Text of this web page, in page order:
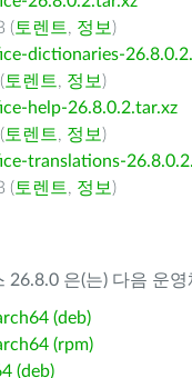
( 토렌트, 정보 )
dictionaries-
토렌트, 정보 )
help-26.8.0.2.tar.xz
토렌트, 정보 )
translations-
( 토렌트, 정보 )
26.8.0 은(는) 다음 운
(deb)
(rpm)
(deb)